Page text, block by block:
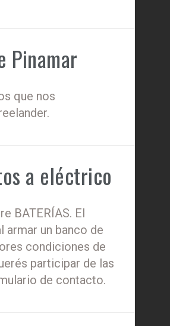
Pinamar
que nos
a eléctrico
BATERÍAS. El
armar un banco de
condiciones de
participar de las
de contacto.